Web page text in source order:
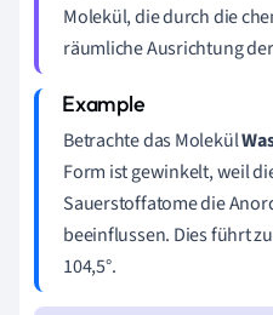
Molekül, die durch die
räumliche Ausrichtung
Betrachte das Molekül
Form ist gewinkelt, weil
Sauerstoffatome die
beeinflussen. Dies führt
104,5°.